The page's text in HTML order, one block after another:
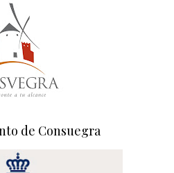
de Consuegra